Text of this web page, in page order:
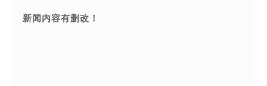
新闻内容有删改！